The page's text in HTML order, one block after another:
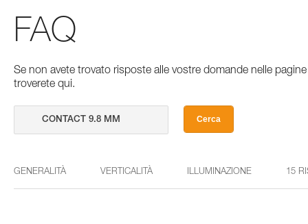
FAQ
Se non avete trovato risposte alle vostre domande nelle
troverete qui.
Cerca
GENERALITÀ VERTICALITÀ ILLUMINAZIONE 15